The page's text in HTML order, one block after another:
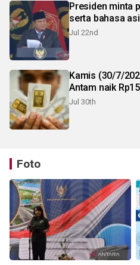
Presiden minta
serta bahasa
Jul 22nd
Kamis (30/7/
Antam naik
Jul 30th
Foto